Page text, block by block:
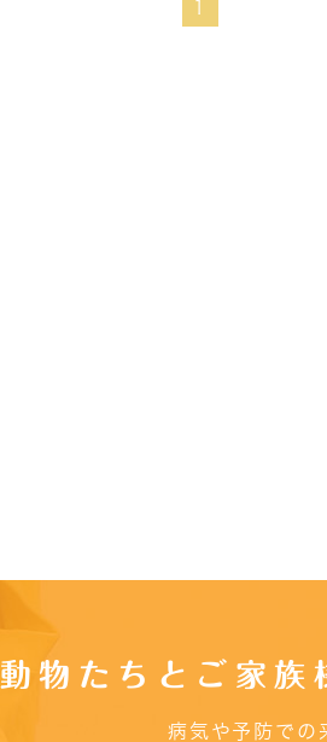
動物たちとご家族
病気や予防での